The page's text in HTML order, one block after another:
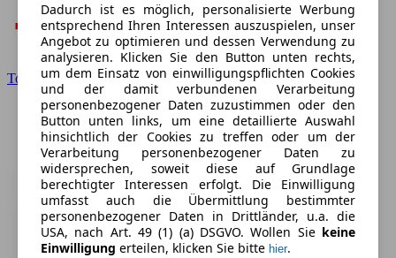
Toyota
Dadurch ist es möglich, personalisierte Werbung
entsprechend Ihren Interessen auszuspielen, unser
Angebot zu optimieren und dessen Verwendung zu
analysieren. Klicken Sie den Button unten rechts,
um dem Einsatz von einwilligungspflichten Cookies
und der damit verbundenen Verarbeitung
personenbezogener Daten zuzustimmen oder den
Button unten links, um eine detaillierte Auswahl
hinsichtlich der Cookies zu treffen oder um der
Verarbeitung personenbezogener Daten zu
widersprechen, soweit diese auf Grundlage
berechtigter Interessen erfolgt. Die Einwilligung
umfasst auch die Übermittlung bestimmter
personenbezogener Daten in Drittländer, u.a. die
USA, nach Art. 49 (1) (a) DSGVO. Wollen Sie keine
Einwilligung erteilen, klicken Sie bitte hier.